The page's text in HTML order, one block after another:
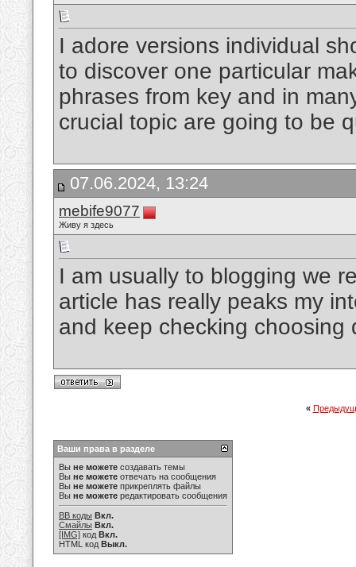
I adore versions individual
to discover one particular
phrases from key and in
crucial topic are going to be
07.06.2024, 13:24
mebife9077
Живу я здесь
I am usually to blogging we
article has really peaks my
and keep checking choosing
«
Ваши права в разделе
Вы не можете создавать темы
Вы не можете отвечать на сообщения
Вы не можете прикреплять файлы
Вы не можете редактировать сообщения
BB коды Вкл.
Смайлы Вкл.
[IMG] код Вкл.
HTML код Выкл.